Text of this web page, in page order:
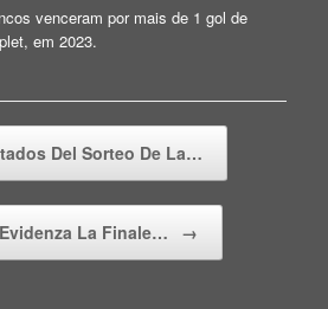
venceram por mais de 1 gol de
em 2023.
Del Sorteo De La…
La Finale… →